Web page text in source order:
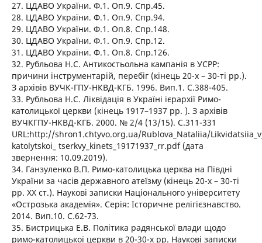
27. ЦДАВО України. Ф.1. Оп.9. Спр.45.
28. ЦДАВО України. Ф.1. Оп.9. Спр.94.
29. ЦДАВО України. Ф.1. Оп.8. Спр.148.
30. ЦДАВО України. Ф.1. Оп.9. Спр.12.
31. ЦДАВО України. Ф.1. Оп.8. Спр.126.
32. Рубльова Н.С. Антикостьольна кампанія в УСРР:
причини інструментарій, перебіг (кінець 20-х – 30-ті рр.).
З архівів ВУЧК-ГПУ-НКВД-КГБ. 1996. Вип.1. С.388-405.
33. Рубльова Н.С. Ліквідація в Україні ієрархії Римо-
католицької церкви (кінець 1917–1937 рр. ). З архівів
ВУЧКГПУ-НКВД-КГБ. 2000. № 2/4 (13/15). С.311-331
URL:http://shron1.chtyvo.org.ua/Rublova_Nataliia/
katolytskoi_ tserkvy_kinets_19171937_rr.pdf (дата
звернення: 10.09.2019).
34. Ганзуленко В.П. Римо-католицька церква на Півдні
України за часів державного атеїзму (кінець 20-х – 30-ті
рр. ХХ ст.). Наукові записки Національного університету
«Острозька академія». Серія: Історичне релігієзнавство.
2014. Вип.10. С.62-73.
35. Бистрицька Е.В. Політика радянської влади щодо
римо-католицької церкви в 20-30-х рр. Наукові записки